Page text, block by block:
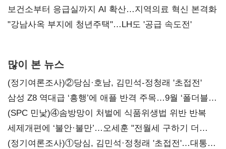
보건소부터 응급실까지 AI 확산…지역의료 혁신 본격화
"강남사옥 부지에 청년주택"…LH도 '공급 속도전'
많이 본 뉴스
(정기여론조사)②당심·호남, 김민석-정청래 '초접전'
삼성 Z8 역대급 ‘흥행’에 애플 반격 주목…9월 ‘폴더블
대전’
(SPC 민낯)④솜방망이 처벌에 식품위생법 위반 반복
세제개편에 ‘불안·불만’…오세훈 "전월세 구하기 더
힘들어질 것"
(정기여론조사)①당심, 김민석·정청래 '초접전'…대통령